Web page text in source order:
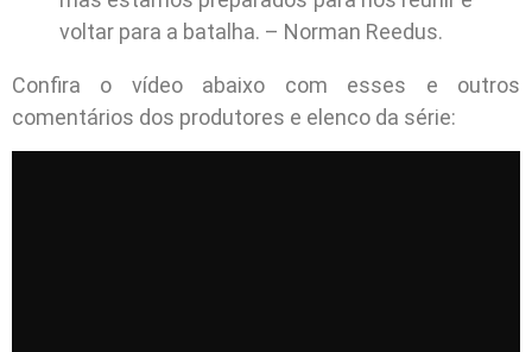
voltar para a batalha. – Norman Reedus.
Confira o vídeo abaixo com esses e outros
comentários dos produtores e elenco da série: